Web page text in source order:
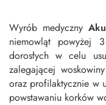
Wyrób medyczny
niemowląt powyżej
dorosłych w celu
zalegającej
oraz profilaktycznie w
powstawaniu korków